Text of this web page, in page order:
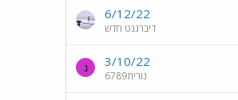
6/12/22
דיברגנט חדש
3/10/22
נורית6789
נ